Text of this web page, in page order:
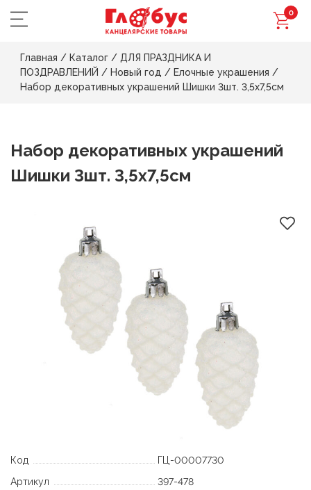
0
Главная / Каталог / ДЛЯ ПРАЗДНИКА И
ПОЗДРАВЛЕНИЙ / Новый год / Елочные украшения /
Набор декоративных украшений Шишки 3шт. 3,5х7,5см
Набор декоративных украшений
Шишки 3шт. 3,5х7,5см
Код
ГЦ-00007730
Артикул
397-478